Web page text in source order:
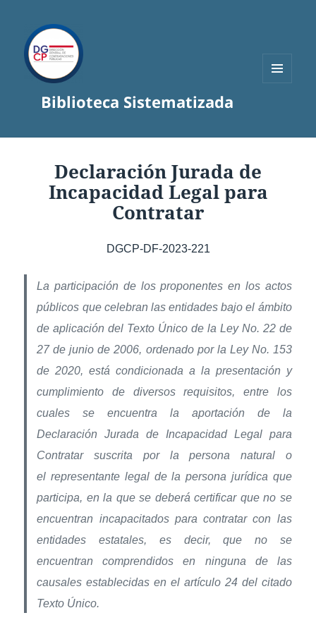
Biblioteca Sistematizada
Declaración Jurada de
Incapacidad Legal para
Contratar
DGCP-DF-2023-221
La participación de los proponentes en los actos
públicos que celebran las entidades bajo el ámbito
de aplicación del Texto Único de la Ley No. 22 de
27 de junio de 2006, ordenado por la Ley No. 153
de 2020, está condicionada a la presentación y
cumplimiento de diversos requisitos, entre los
cuales se encuentra la aportación de la
Declaración Jurada de Incapacidad Legal para
Contratar suscrita por la persona natural o
el representante legal de la persona jurídica que
participa, en la que se deberá certificar que no se
encuentran incapacitados para contratar con las
entidades estatales, es decir, que no se
encuentran comprendidos en ninguna de las
causales establecidas en el artículo 24 del citado
Texto Único.